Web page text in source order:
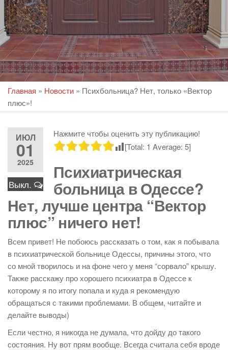
Главная » Новости » Психбольница? Нет, только «Вектор
плюс»!
ИЮЛ
01
2025
Выкл.
Нажмите чтобы оценить эту публикацию!
[Total: 1 Average: 5]
Психиатрическая
больница в Одессе?
Нет, лучше центра “Вектор
плюс” ничего нет!
Всем привет! Не побоюсь рассказать о том, как я побывала
в психиатрической больнице Одессы, причины этого, что
со мной творилось и на фоне чего у меня “сорвало” крышу.
Также расскажу про хорошего психиатра в Одессе к
которому я по итогу попала и куда я рекомендую
обращаться с такими проблемами. В общем, читайте и
делайте выводы)
Если честно, я никогда не думала, что дойду до такого
состояния. Ну вот прям вообще. Всегда считала себя вроде